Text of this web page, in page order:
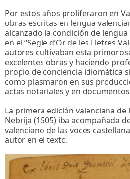
Por estos años proliferaron en
obras escritas en lengua
alcanzado la condición de
en el “Segle d’Or de les Lletres
autores cultivaban esta
excelentes obras y haciendo
propio de conciencia idiomática
como plasmaron en sus
actas notariales y en
La primera edición valenciana de
Nebrija (1505) iba acompañada
valenciano de las voces
autor en el texto.